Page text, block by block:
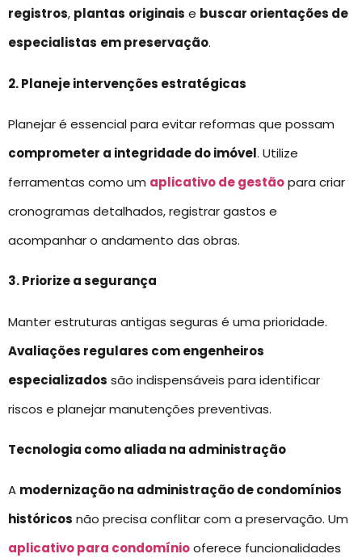
registros, plantas originais e buscar orientações de
especialistas em preservação.
2. Planeje intervenções estratégicas
Planejar é essencial para evitar reformas que possam
comprometer a integridade do imóvel. Utilize
ferramentas como um aplicativo de gestãopara criar
cronogramas detalhados, registrar gastos e
acompanhar o andamento das obras.
3. Priorize a segurança
Manter estruturas antigas seguras é uma prioridade.
Avaliações regulares com engenheiros
especializados são indispensáveis para identificar
riscos e planejar manutenções preventivas.
Tecnologia como aliada na administração
A modernização na administração de condomínios
históricos não precisa conflitar com a preservação. Um
aplicativo para condomíniooferece funcionalidades